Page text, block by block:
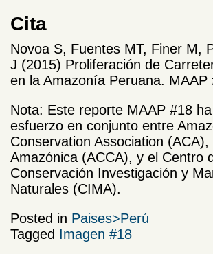
Cita
Novoa S, Fuentes MT, Finer M,
J (2015) Proliferación de
en la Amazonía Peruana. MAAP
Nota: Este reporte MAAP #18
esfuerzo en conjunto entre
Conservation Association
Amazónica (ACCA), y el Centro
Conservación Investigación y
Naturales (CIMA).
Posted in Paises>Perú
Tagged Imagen #18